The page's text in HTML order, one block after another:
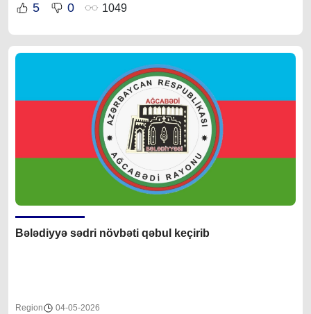
5 0 1049
Bələdiyyə sədri növbəti qəbul keçirib
Region 04-05-2026